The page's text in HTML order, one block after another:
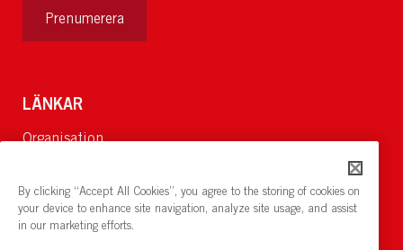
Prenumerera
LÄNKAR
Organisation
Lediga jobb
Nyheter och pressrum
By clicking “Accept All Cookies”, you agree to the storing of cookies on
your device to enhance site navigation, analyze site usage, and assist
in our marketing efforts.